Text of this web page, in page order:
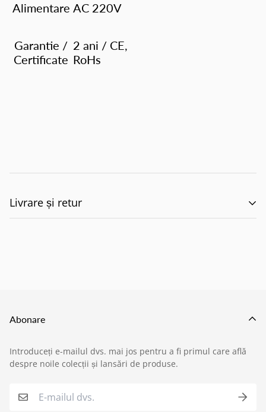
Alimentare AC 220V
Garantie /
Certificate
2 ani / CE,
RoHs
Livrare și retur
Această politică reglementează modul în care
produsele comandate de pe site-ul nostru sunt livrate
O.U.G. nr. 34/2014 privind drepturile
Abonare
Introduceți e-mailul dvs. mai jos pentru a fi primul care află
despre noile colecții și lansări de produse.